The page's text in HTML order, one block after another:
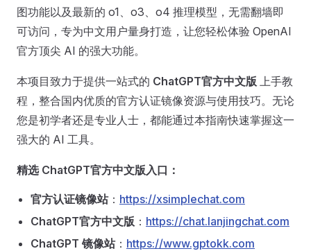
图功能以及最新的 o1、o3、o4 推理模型，无需翻墙即
可访问，专为中文用户量身打造，让您轻松体验 OpenAI
官方顶尖 AI 的强大功能。
本项目致力于提供一站式的 ChatGPT官方中文版 上手教
程，整合国内优质的官方认证镜像资源与使用技巧。无论
您是初学者还是专业人士，都能通过本指南快速掌握这一
强大的 AI 工具。
精选 ChatGPT官方中文版入口：
官方认证镜像站： https://xsimplechat.com
ChatGPT官方中文版 ： https://chat.lanjingchat.com
ChatGPT 镜像站： https://www.gptokk.com